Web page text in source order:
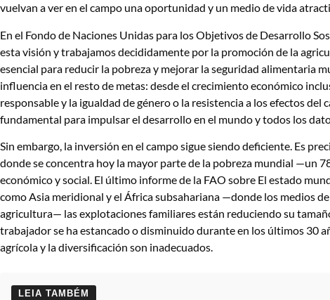
vuelvan a ver en el campo una oportunidad y un medio de vida
En el Fondo de Naciones Unidas para los Objetivos de Desarrollo
esta visión y trabajamos decididamente por la promoción de la
esencial para reducir la pobreza y mejorar la seguridad alimentaria
influencia en el resto de metas: desde el crecimiento económico
responsable y la igualdad de género o la resistencia a los efectos
fundamental para impulsar el desarrollo en el mundo y todos los
Sin embargo, la inversión en el campo sigue siendo deficiente. Es
donde se concentra hoy la mayor parte de la pobreza mundial —un
económico y social. El último informe de la FAO sobre El estado
como Asia meridional y el África subsahariana —donde los medios
agricultura— las explotaciones familiares están reduciendo su
trabajador se ha estancado o disminuido durante en los últimos 30
agrícola y la diversificación son inadecuados.
LEIA TAMBÉM